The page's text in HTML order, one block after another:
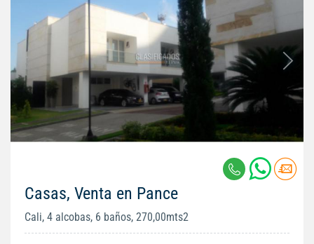
Casas, Venta en Pance
Cali, 4 alcobas, 6 baños, 270,00mts2